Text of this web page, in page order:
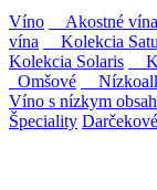
Víno Akostné
vína
Kolekcia
Kolekcia Solaris
Omšové
Víno s nízkym
Špeciality